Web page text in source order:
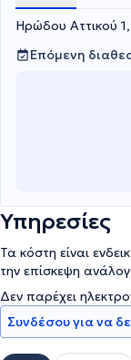
Ηρώδου Αττικού
Επόμενη
Υπηρεσίες
Τα κόστη είναι
την επίσκεψη
Δεν παρέχει
Συνδέσου για να